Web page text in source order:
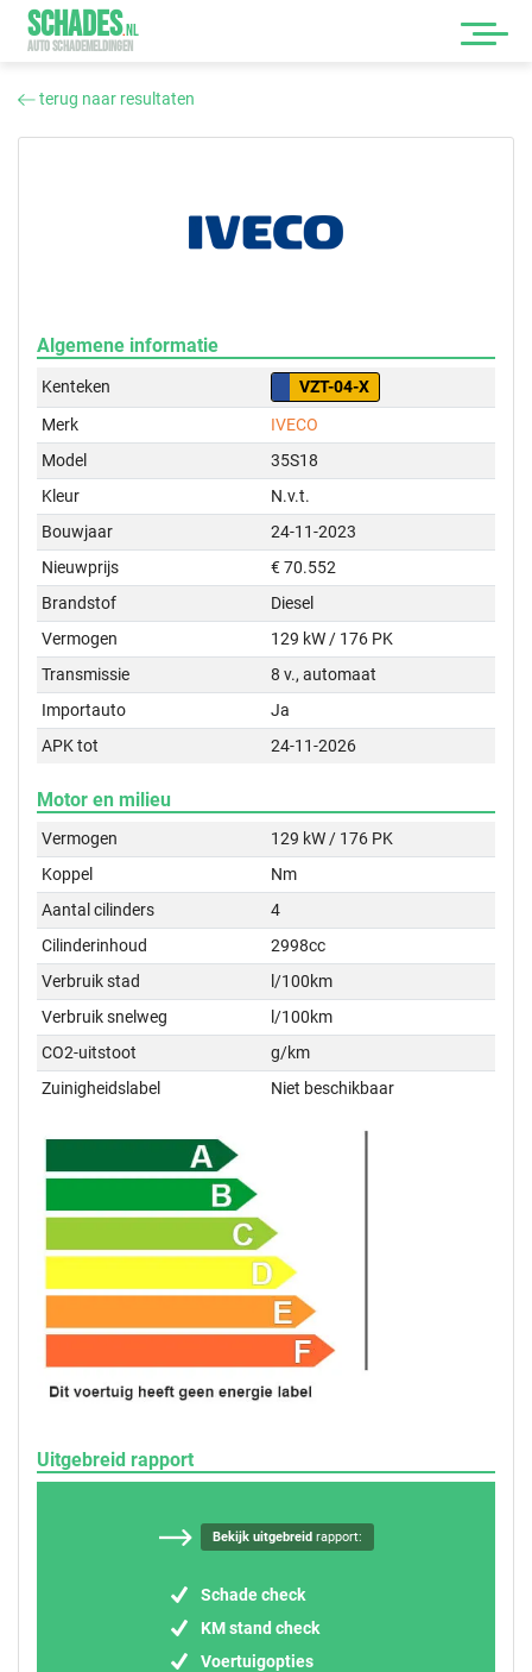
SCHADES.NL
AUTO SCHADEMELDINGEN
terug naar resultaten
Algemene informatie
Kenteken
VZT-04-X
Merk
IVECO
Model
35S18
Kleur
N.v.t.
Bouwjaar
24-11-2023
Nieuwprijs
€ 70.552
Brandstof
Diesel
Vermogen
129 kW / 176 PK
Transmissie
8 v., automaat
Importauto
Ja
APK tot
24-11-2026
Motor en milieu
Vermogen
129 kW / 176 PK
Koppel
Nm
Aantal cilinders
4
Cilinderinhoud
2998cc
Verbruik stad
l/100km
Verbruik snelweg
l/100km
CO2-uitstoot
g/km
Zuinigheidslabel
Niet beschikbaar
Uitgebreid rapport
Bekijk uitgebreidrapport:
Schade check
KM stand check
Voertuigopties